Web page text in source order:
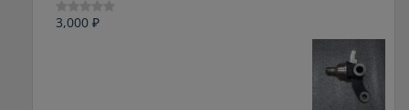
Оценка
3,000 ₽